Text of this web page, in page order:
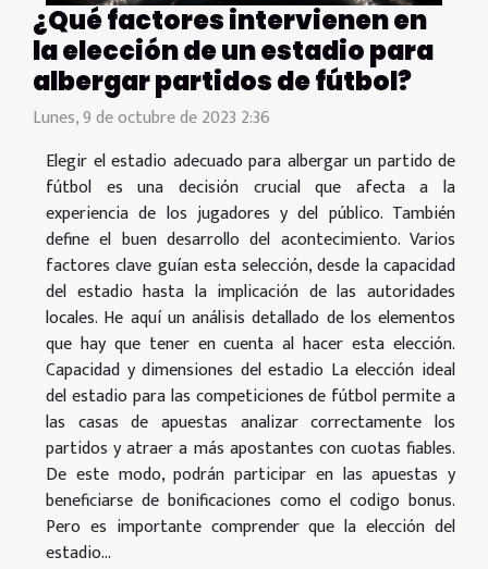
¿Qué factores intervienen en
la elección de un estadio para
albergar partidos de fútbol?
Lunes, 9 de octubre de 2023 2:36
Elegir el estadio adecuado para albergar un partido de
fútbol es una decisión crucial que afecta a la
experiencia de los jugadores y del público. También
define el buen desarrollo del acontecimiento. Varios
factores clave guían esta selección, desde la capacidad
del estadio hasta la implicación de las autoridades
locales. He aquí un análisis detallado de los elementos
que hay que tener en cuenta al hacer esta elección.
Capacidad y dimensiones del estadio La elección ideal
del estadio para las competiciones de fútbol permite a
las casas de apuestas analizar correctamente los
partidos y atraer a más apostantes con cuotas fiables.
De este modo, podrán participar en las apuestas y
beneficiarse de bonificaciones como el codigo bonus.
Pero es importante comprender que la elección del
estadio...